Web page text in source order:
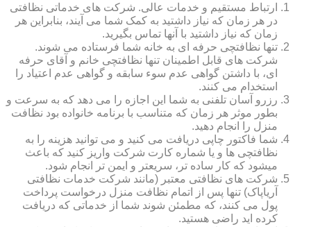
ارتباط مستقیم و خدمات عالی. شرکت های خدماتی نظافتی
در هر زمان که نیاز داشتید به کمک شما می آیند، بنابراین هر
زمان که نیاز داشتید با آنها تماس بگیرید.
تنها نظافتچی حرفه ای به خانه شما فرستاده می شوند.
شرکت های قابل اطمینان تنها نظافتچی خانم و آقای حرفه
ای، با داشتن گواهی عدم سوء سابقه و گواهی عدم اعتیاد را
استخدام می کنند.
رزرو آسان تلفنی به شما این اجازه را می دهد که به سرعت و
بطور موثر هر زمان که متناسب با برنامه خانواده بود نظافت
منزل را انجام دهید.
شما فاکتور چاپی دریافت می کنید و می توانید هزینه را به
نظافتچی ها و یا شماره کارت شرکت واریز کنید که باعث
میشود که کار ساده تر، سریعتر و ایمن تر انجام شود.
شرکت های نظافتی معتبر (مانند شرکت خدمات نظافتی
آریاپاک) تنها پس از اتمام نظافت منزل درخواست پرداخت
پول می کنند، که مطمئن شوند شما از خدماتی که دریافت
کرده اید راضی هستید.